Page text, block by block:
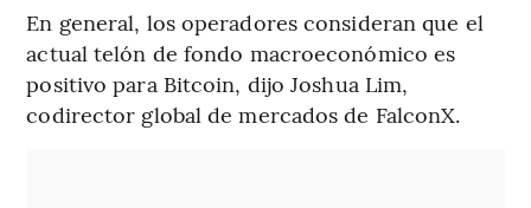
En general, los operadores consideran que el
actual telón de fondo macroeconómico es
positivo para Bitcoin, dijo Joshua Lim,
codirector global de mercados de FalconX.